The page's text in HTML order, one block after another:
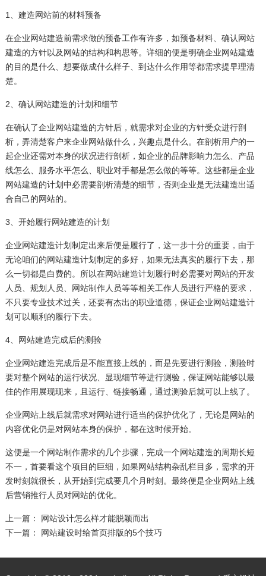
1、建造网站前的材料预备
在企业网站建造前需求做的预备工作有许多，如预备材料、确认网站
建造的方针以及网站的结构和构思等。详细的便是明确企业网站建造
的目的是什么、想要做成什么样子、到达什么作用等都需求提早理清
楚。
2、确认网站建造的计划和细节
在确认了企业网站建造的方针后，就需求对企业的方针受众进行剖
析，弄清楚客户来企业网站做什么，兴趣点是什么。在剖析用户的一
起企业还需对本身的状况进行剖析，如企业的品牌影响力怎么、产品
线怎么、服务水平怎么、职业对手都是怎么做的等等。这些都是企业
网站建造的计划中必需要剖析清楚的细节，否则企业是无法建造出适
合自己的网站的。
3、开始履行网站建造的计划
企业网站建造计划制定出来后便是履行了，这一步十分的重要，由于
无论咱们的网站建造计划制定的多好，如果无法真实的履行下去，那
么一切都是白费的。所以在网站建造计划履行时必需要对网站的开发
人员、规划人员、网站制作人员等等相关工作人员进行严格的要求，
不只要专业技术过关，还要有杰出的职业道德，保证企业网站建造计
划可以顺利的履行下去。
4、网站建造完成后的测验
企业网站建造完成后是不能直接上线的，而是先要进行测验，测验时
要对整个网站的运行状况、显现细节等进行测验，保证网站能够以最
佳的作用展现现来，且运行、链接畅通，通过测验后就可以上线了。
企业网站上线后就需求对网站进行适当的保护优化了，无论是网站的
内容优化仍是对网站本身的保护，都在这时候开始。
这便是一个网站制作需求的几个步骤，完成一个网站建造的周期长短
不一，首要看这个项目的巨细，如果网站结构杂乱栏目多，需求的开
发时刻就很长，从开始到完成要几个月时刻。最终便是企业网站上线
后营销推行人员对网站的优化。
上一篇：
网站设计怎么样才能脱颖而出
下一篇：
网站建设时给首页排版的5个技巧